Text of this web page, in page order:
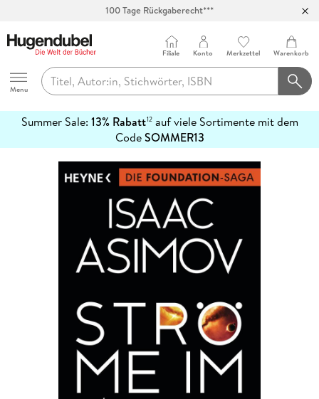
100 Tage Rückgaberecht***
Hugendubel
Menu
Filiale Konto Merkzettel Warenkorb
Summer Sale: 13% Rabatt12auf viele Sortimente mit dem
CodeSOMMER13
erfahren